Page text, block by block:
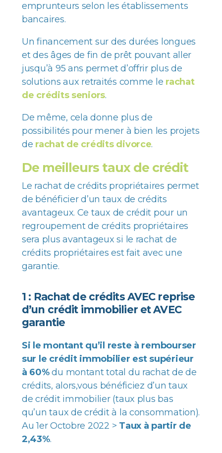
emprunteurs selon les établissements
bancaires.
Un financement sur des durées longues
et des âges de fin de prêt pouvant aller
jusqu’à 95 ans permet d’offrir plus de
solutions aux retraités comme le rachat
de crédits seniors.
De même, cela donne plus de
possibilités pour mener à bien les projets
de rachat de crédits divorce.
De meilleurs taux de crédit
Le rachat de crédits propriétaires permet
de bénéficier d’un taux de crédits
avantageux. Ce taux de crédit pour un
regroupement de crédits propriétaires
sera plus avantageux si le rachat de
crédits propriétaires est fait avec une
garantie.
1 : Rachat de crédits AVEC reprise
d’un crédit immobilier et AVEC
garantie
Si le montant qu’il reste à rembourser
sur le crédit immobilier est supérieur
à 60%du montant total du rachat de de
crédits, alors,vous bénéficiez d’un taux
de crédit immobilier (taux plus bas
qu’un taux de crédit à la consommation).
Au 1er Octobre 2022 > Taux à partir de
2,43%.